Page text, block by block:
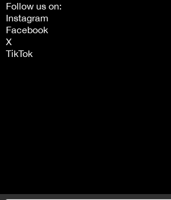
Follow us on:
Instagram
Facebook
X
TikTok